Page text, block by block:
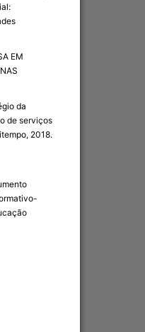
EM
da
de serviços
2018.